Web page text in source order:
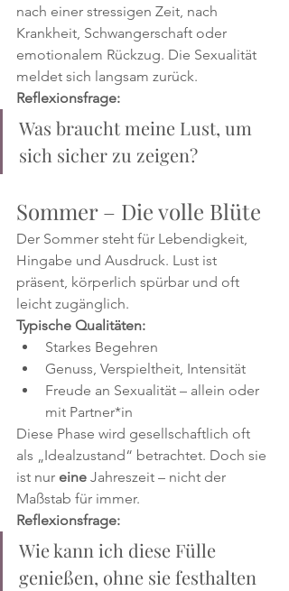
nach einer stressigen Zeit, nach
Krankheit, Schwangerschaft oder
emotionalem Rückzug. Die Sexualität
meldet sich langsam zurück.
Reflexionsfrage:
Was braucht meine Lust, um
sich sicher zu zeigen?
Sommer – Die volle Blüte
Der Sommer steht für Lebendigkeit,
Hingabe und Ausdruck. Lust ist
präsent, körperlich spürbar und oft
leicht zugänglich.
Typische Qualitäten:
Starkes Begehren
Genuss, Verspieltheit, Intensität
Freude an Sexualität – allein oder
mit Partner*in
Diese Phase wird gesellschaftlich oft
als „Idealzustand“ betrachtet. Doch sie
ist nur eine Jahreszeit – nicht der
Maßstab für immer.
Reflexionsfrage:
Wie kann ich diese Fülle
genießen, ohne sie festhalten